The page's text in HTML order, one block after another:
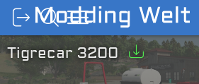
Tigrecar 3200